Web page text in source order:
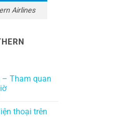
Airlines
– Tham quan
thoại trên